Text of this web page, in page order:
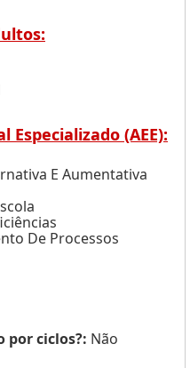
(AEE):
E Aumentativa
De Processos
por ciclos?: Não